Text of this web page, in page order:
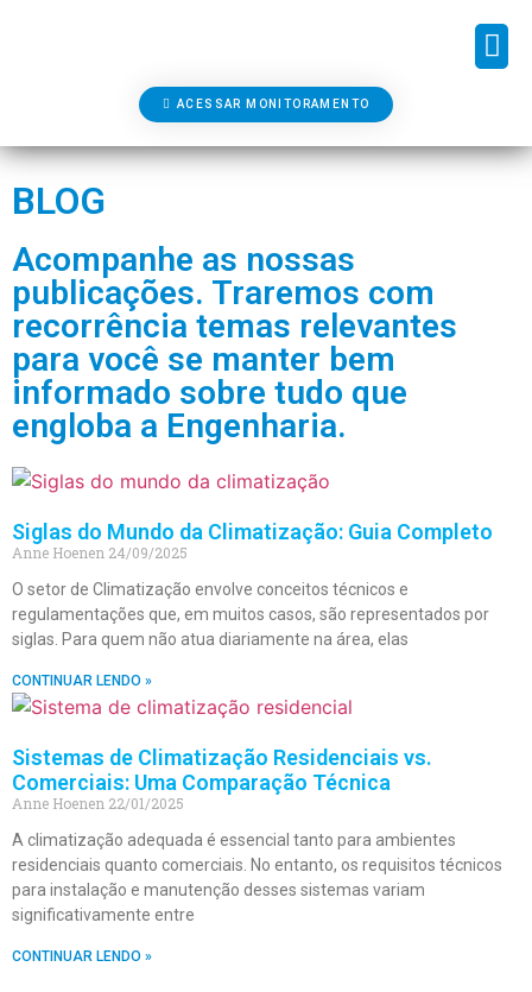
ACESSAR MONITORAMENTO
BLOG
Acompanhe as nossas
publicações. Traremos com
recorrência temas relevantes
para você se manter bem
informado sobre tudo que
engloba a Engenharia.
Siglas do Mundo da Climatização: Guia Completo
Anne Hoenen 24/09/2025
O setor de Climatização envolve conceitos técnicos e
regulamentações que, em muitos casos, são representados por
siglas. Para quem não atua diariamente na área, elas
CONTINUAR LENDO »
Sistemas de Climatização Residenciais vs.
Comerciais: Uma Comparação Técnica
Anne Hoenen 22/01/2025
A climatização adequada é essencial tanto para ambientes
residenciais quanto comerciais. No entanto, os requisitos técnicos
para instalação e manutenção desses sistemas variam
significativamente entre
CONTINUAR LENDO »